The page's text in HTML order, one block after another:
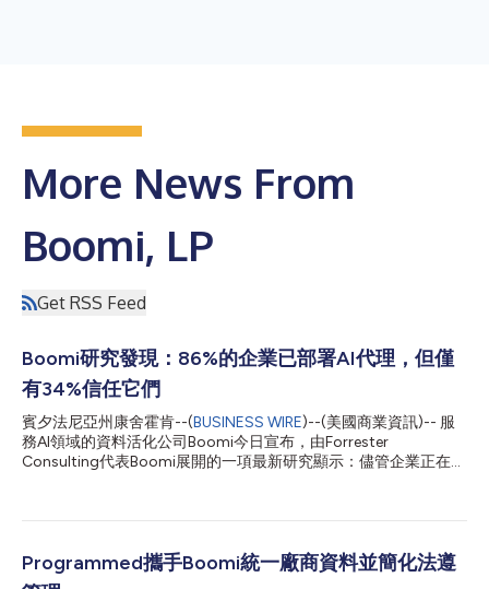
More News From
Boomi, LP
Get RSS Feed
Boomi研究發現：86%的企業已部署AI代理，但僅
有34%信任它們
賓夕法尼亞州康舍霍肯--(BUSINESS WIRE)--(美國商業資訊)-- 服
務AI領域的資料活化公司Boomi今日宣布，由Forrester
Consulting代表Boomi展開的一項最新研究顯示：儘管企業正在迅
的調查顯示，86%的企業已經跨越AI代理的試行階段，但僅有34%
態（即在治理、整合、API/MCP管理等類別的營運準備度方面排名
後四分之一）的企業中，有77%仍在盲目推進生產部署，這使他們
Programmed攜手Boomi統一廠商資料並簡化法遵